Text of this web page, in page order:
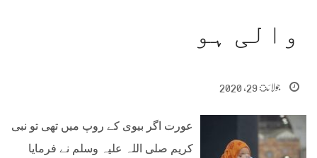
والی ہو
جولائ 29, 2020
عورت اگر بیوی کے روپ میں تھی تو نبی
کریم صلی اللہ علیہ وسلم نے فرمایا